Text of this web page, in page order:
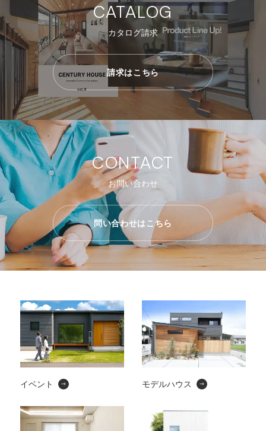
CATALOG
カタログ請求
請求はこちら
CONTACT
お問い合わせ
問い合わせはこちら
イベント モデルハウス